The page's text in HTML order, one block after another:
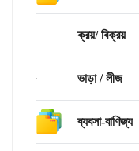
ক্রয়/ বিক্রয়
ভাড়া / লীজ
ব্যবসা-বাণিজ্য